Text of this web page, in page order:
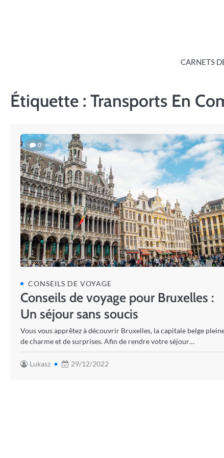
CARNETS
Étiquette : Transports En
0
CONSEILS DE VOYAGE
Conseils de voyage pour Bruxelles :
Un séjour sans soucis
Vous vous apprêtez à découvrir Bruxelles, la capitale belge
de charme et de surprises. Afin de rendre votre séjour…
Lukasz 29/12/2022